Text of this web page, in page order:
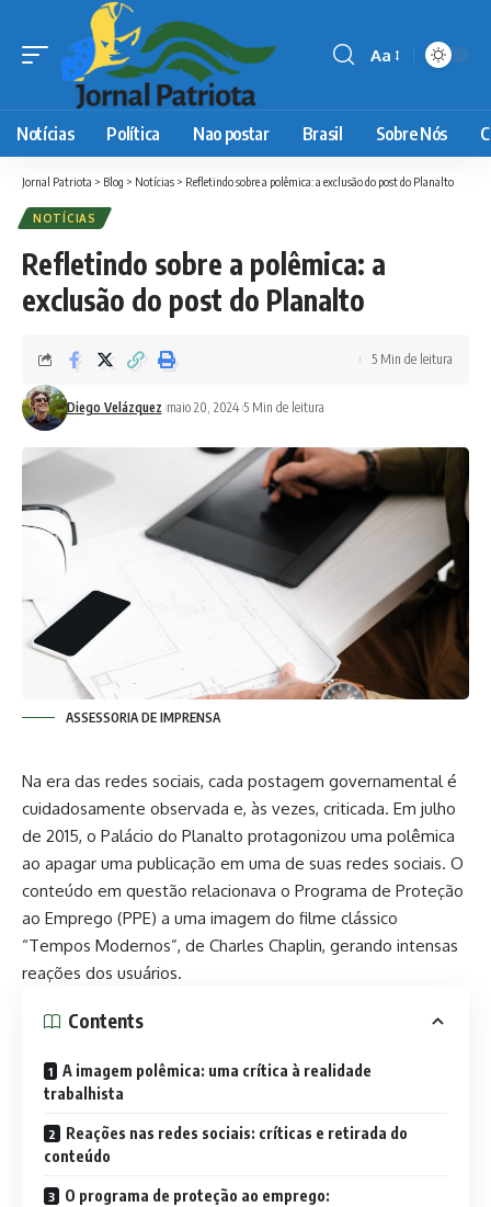
Font
Aa
Notícias Política Nao postar Brasil Sobre Nós
Jornal Patriota > Blog > Notícias > Refletindo sobre a polêmica: a exclusão do post do Planalto
NOTÍCIAS
Refletindo sobre a polêmica: a
exclusão do post do Planalto
Diego Velázquez maio 20, 2024 5 Min de leitura
5 Min de leitura
ASSESSORIA DE IMPRENSA
Na era das redes sociais, cada postagem governamental é
cuidadosamente observada e, às vezes, criticada. Em julho
de 2015, o Palácio do Planalto protagonizou uma polêmica
ao apagar uma publicação em uma de suas redes sociais. O
conteúdo em questão relacionava o Programa de Proteção
ao Emprego (PPE) a uma imagem do filme clássico
“Tempos Modernos”, de Charles Chaplin, gerando intensas
reações dos usuários.
Contents
A imagem polêmica: uma crítica à realidade
trabalhista
Reações nas redes sociais: críticas e retirada do
conteúdo
O programa de proteção ao emprego: